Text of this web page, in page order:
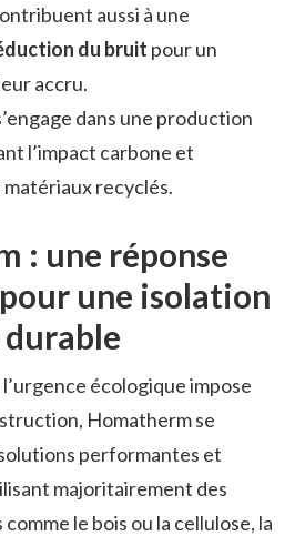
aussi à une
du bruit pour un
accru.
dans une production
l’impact carbone et
recyclés.
: une réponse
une isolation
écologique impose
Homatherm se
performantes et
majoritairement des
le bois ou la cellulose, la